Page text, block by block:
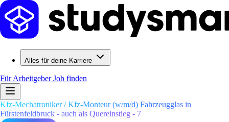
Alles für deine Karriere
Für ArbeitgeberJob finden
Kfz-Mechatroniker / Kfz-Monteur (w/m/d) Fahrzeugglas in
Fürstenfeldbruck - auch als Quereinstieg - 7